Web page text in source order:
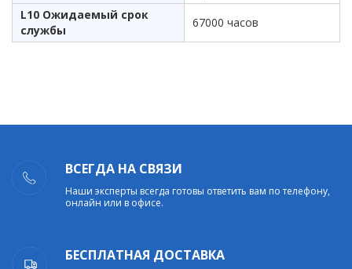
L10 Ожидаемый срок
службы
67000 часов
ВСЕГДА НА СВЯЗИ
Наши эксперты всегда готовы ответить вам по телефону,
онлайн или в офисе.
БЕСПЛАТНАЯ ДОСТАВКА